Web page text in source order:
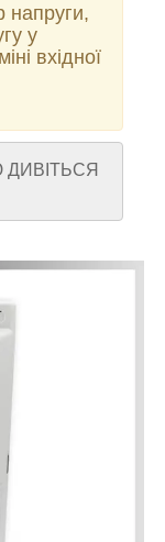
напруги,
у
вхідної
ДИВІТЬСЯ